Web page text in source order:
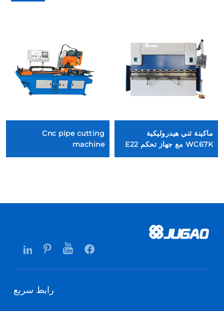
ماكينة ثني هيدروليكية
WC67K مع جهاز تحكم E22
Cnc pipe cutting
machine
رابط سريع